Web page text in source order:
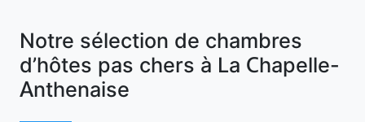
Notre sélection de chambres
d’hôtes pas chers à La Chapelle-
Anthenaise